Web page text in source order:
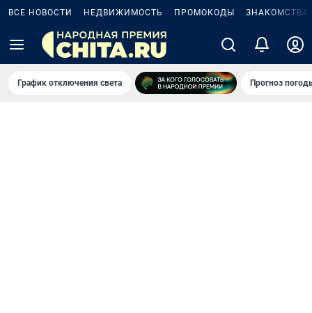
ВСЕ НОВОСТИ НЕДВИЖИМОСТЬ ПРОМОКОДЫ ЗНАКОМСТВА
График отключения света Прогноз